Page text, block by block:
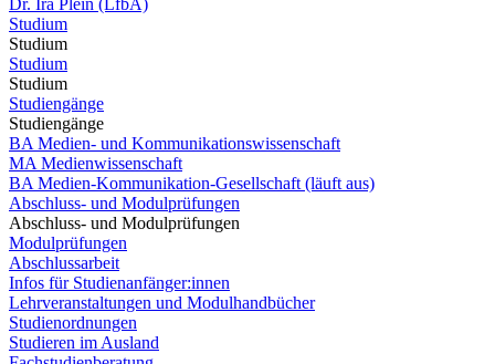
Dr. Ira Plein (LfbA)
Studium
Studium
Studium
Studium
Studiengänge
Studiengänge
BA Medien- und Kommunikationswissenschaft
MA Medienwissenschaft
BA Medien-Kommunikation-Gesellschaft (läuft aus)
Abschluss- und Modulprüfungen
Abschluss- und Modulprüfungen
Modulprüfungen
Abschlussarbeit
Infos für Studienanfänger:innen
Lehrveranstaltungen und Modulhandbücher
Studienordnungen
Studieren im Ausland